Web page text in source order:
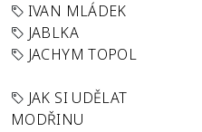
IVAN MLÁDEK
JABLKA
JACHYM TOPOL
JAK SI UDĚLAT
MODŘINU